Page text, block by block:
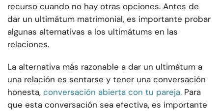
recurso cuando no hay otras opciones. Antes de
dar un ultimátum matrimonial, es importante probar
algunas alternativas a los ultimátums en las
relaciones.
La alternativa más razonable a dar un ultimátum a
una relación es sentarse y tener una conversación
honesta, conversación abierta con tu pareja. Para
que esta conversación sea efectiva, es importante